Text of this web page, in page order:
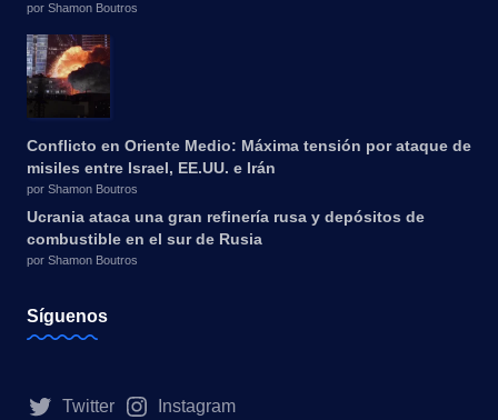
por Shamon Boutros
Conflicto en Oriente Medio: Máxima tensión por ataque de
misiles entre Israel, EE.UU. e Irán
por Shamon Boutros
Ucrania ataca una gran refinería rusa y depósitos de
combustible en el sur de Rusia
por Shamon Boutros
Síguenos
Twitter Instagram